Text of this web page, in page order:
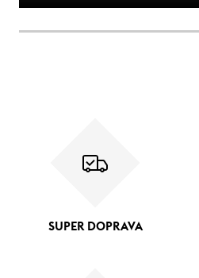
SUPER DOPRAVA